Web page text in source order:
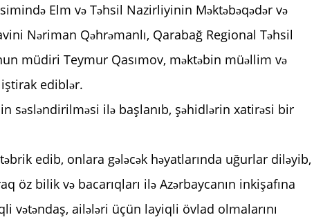
Elm və Təhsil Nazirliyinin Məktəbəqədər və
Nəriman Qəhrəmanlı, Qarabağ Regional Təhsil
müdiri Teymur Qasımov, məktəbin müəllim və
ediblər.
səsləndirilməsi ilə başlanıb, şəhidlərin xatirəsi bir
edib, onlara gələcək həyatlarında uğurlar diləyib,
öz bilik və bacarıqları ilə Azərbaycanın inkişafına
vətəndaş, ailələri üçün layiqli övlad olmalarını